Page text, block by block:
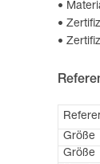
Größe
Größe